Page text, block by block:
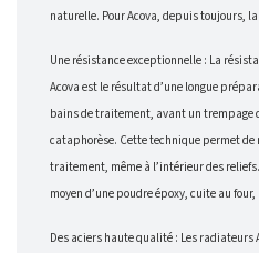
naturelle. Pour Acova, depuis toujours,
Une résistance exceptionnelle : La
Acova est le résultat d’une longue
bains de traitement, avant un
cataphorèse. Cette technique permet
traitement, même à l’intérieur des
moyen d’une poudre époxy, cuite au four,
Des aciers haute qualité : Les